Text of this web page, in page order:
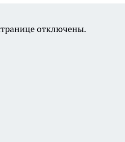
отключены.